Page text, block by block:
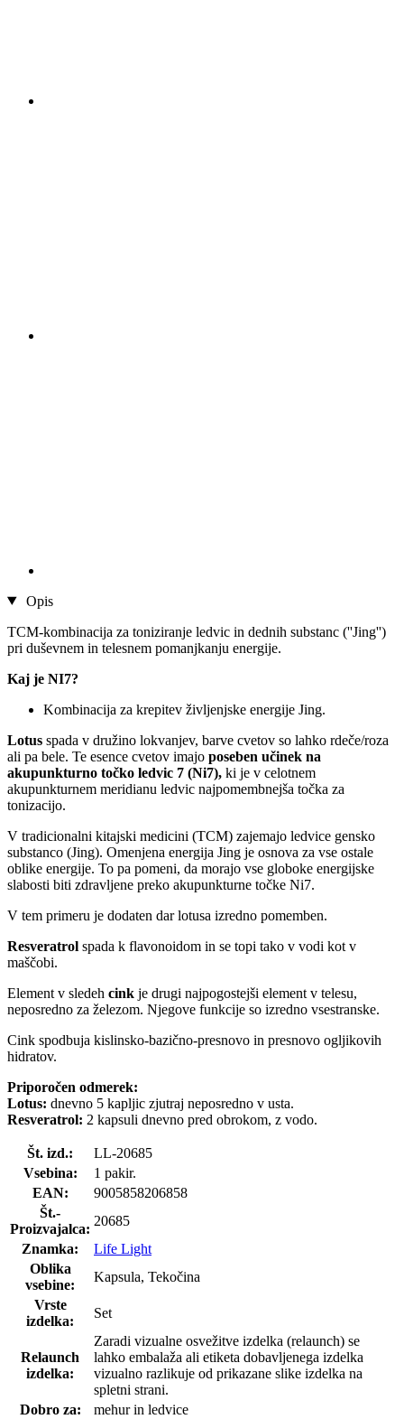
Opis
TCM-kombinacija za toniziranje ledvic in dednih substanc (''Jing'')
pri duševnem in telesnem pomanjkanju energije.
Kaj je NI7?
Kombinacija za krepitev življenjske energije Jing.
Lotus spada v družino lokvanjev, barve cvetov so lahko rdeče/roza
ali pa bele. Te esence cvetov imajo poseben učinek na
akupunkturno točko ledvic 7 (Ni7), ki je v celotnem
akupunkturnem meridianu ledvic najpomembnejša točka za
tonizacijo.
V tradicionalni kitajski medicini (TCM) zajemajo ledvice gensko
substanco (Jing). Omenjena energija Jing je osnova za vse ostale
oblike energije. To pa pomeni, da morajo vse globoke energijske
slabosti biti zdravljene preko akupunkturne točke Ni7.
V tem primeru je dodaten dar lotusa izredno pomemben.
Resveratrol spada k flavonoidom in se topi tako v vodi kot v
maščobi.
Element v sledeh cink je drugi najpogostejši element v telesu,
neposredno za železom. Njegove funkcije so izredno vsestranske.
Cink spodbuja kislinsko-bazično-presnovo in presnovo ogljikovih
hidratov.
Priporočen odmerek:
Lotus: dnevno 5 kapljic zjutraj neposredno v usta.
Resveratrol: 2 kapsuli dnevno pred obrokom, z vodo.
Št. izd.:
LL-20685
Vsebina:
1 pakir.
EAN:
9005858206858
Št.-
Proizvajalca:
20685
Znamka:
Life Light
Oblika
vsebine:
Kapsula, Tekočina
Vrste
izdelka:
Set
Relaunch
izdelka:
Zaradi vizualne osvežitve izdelka (relaunch) se
lahko embalaža ali etiketa dobavljenega izdelka
vizualno razlikuje od prikazane slike izdelka na
spletni strani.
Dobro za:
mehur in ledvice